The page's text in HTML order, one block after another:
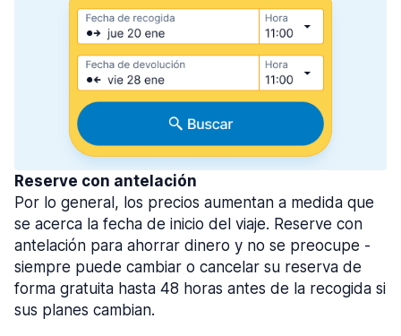
Reserve con antelación
Por lo general, los precios aumentan a medida que
se acerca la fecha de inicio del viaje. Reserve con
antelación para ahorrar dinero y no se preocupe -
siempre puede cambiar o cancelar su reserva de
forma gratuita hasta 48 horas antes de la recogida si
sus planes cambian.